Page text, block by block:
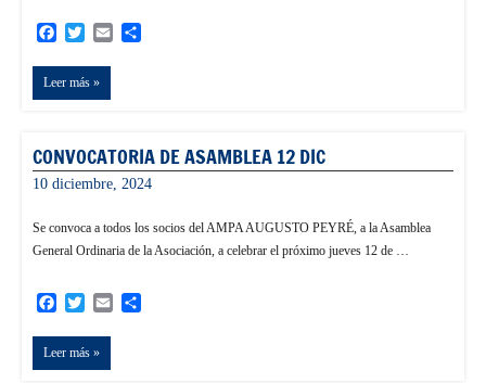
FacebookTwitterEmail
Leer más
CONVOCATORIA DE ASAMBLEA 12 DIC
10 diciembre, 2024
Se convoca a todos los socios del AMPA AUGUSTO PEYRÉ, a la Asamblea
General Ordinaria de la Asociación, a celebrar el próximo jueves 12 de …
FacebookTwitterEmail
Leer más